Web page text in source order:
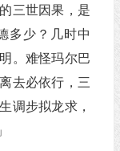
三世因果，是
多少？几时中
。难怪玛尔巴
去必依行，三
调步拟龙求，